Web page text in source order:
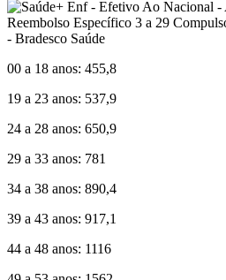
00 a 18 anos: 455,8
19 a 23 anos: 537,9
24 a 28 anos: 650,9
29 a 33 anos: 781
34 a 38 anos: 890,4
39 a 43 anos: 917,1
44 a 48 anos: 1116